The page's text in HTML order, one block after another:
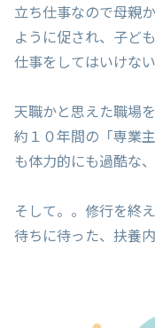
立ち仕事なので母親
ように促され、子ど
仕事をしてはいけな
天職かと思えた職場
約１０年間の「専業
も体力的にも過酷な
そして。。修行を終
待ちに待った、扶養